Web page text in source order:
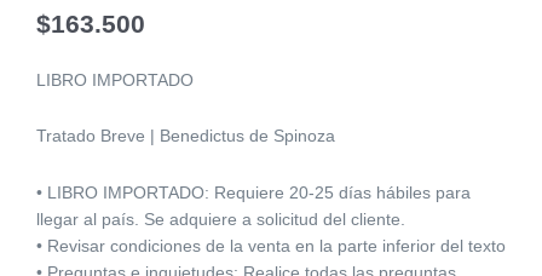
$163.500
LIBRO IMPORTADO
Tratado Breve | Benedictus de Spinoza
• LIBRO IMPORTADO: Requiere 20-25 días hábiles para
llegar al país. Se adquiere a solicitud del cliente.
• Revisar condiciones de la venta en la parte inferior del texto
• Preguntas e inquietudes: Realice todas las preguntas